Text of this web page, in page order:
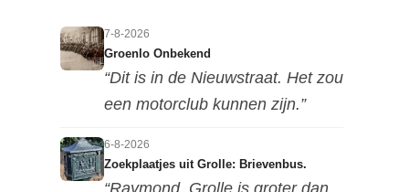
7-8-2026
Groenlo Onbekend
“Dit is in de Nieuwstraat. Het zou
een motorclub kunnen zijn.”
6-8-2026
Zoekplaatjes uit Grolle: Brievenbus.